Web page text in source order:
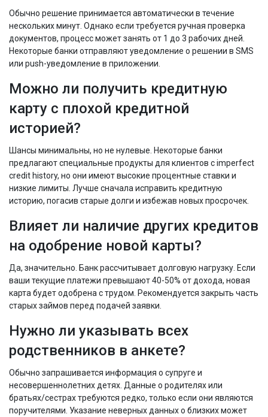
Обычно решение принимается автоматически в течение
нескольких минут. Однако если требуется ручная проверка
документов, процесс может занять от 1 до 3 рабочих дней.
Некоторые банки отправляют уведомление о решении в SMS
или push-уведомление в приложении.
Можно ли получить кредитную
карту с плохой кредитной
историей?
Шансы минимальны, но не нулевые. Некоторые банки
предлагают специальные продукты для клиентов с imperfect
credit history, но они имеют высокие процентные ставки и
низкие лимиты. Лучше сначала исправить кредитную
историю, погасив старые долги и избежав новых просрочек.
Влияет ли наличие других кредитов
на одобрение новой карты?
Да, значительно. Банк рассчитывает долговую нагрузку. Если
ваши текущие платежи превышают 40-50% от дохода, новая
карта будет одобрена с трудом. Рекомендуется закрыть часть
старых займов перед подачей заявки.
Нужно ли указывать всех
родственников в анкете?
Обычно запрашивается информация о супруге и
несовершеннолетних детях. Данные о родителях или
братьях/сестрах требуются редко, только если они являются
поручителями. Указание неверных данных о близких может